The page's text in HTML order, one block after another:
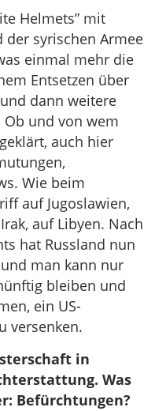
Helmets” mit
syrischen Armee
einmal mehr die
Entsetzen über
dann weitere
und von wem
auch hier
Wie beim
auf Jugoslawien,
auf Libyen. Nach
hat Russland nun
man kann nur
bleiben und
ein US-
versenken.
in
Was
Befürchtungen?